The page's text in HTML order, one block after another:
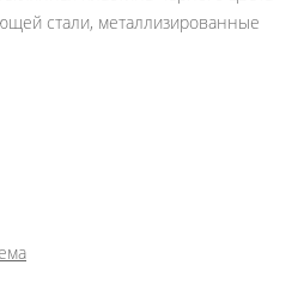
стали, металлизированные